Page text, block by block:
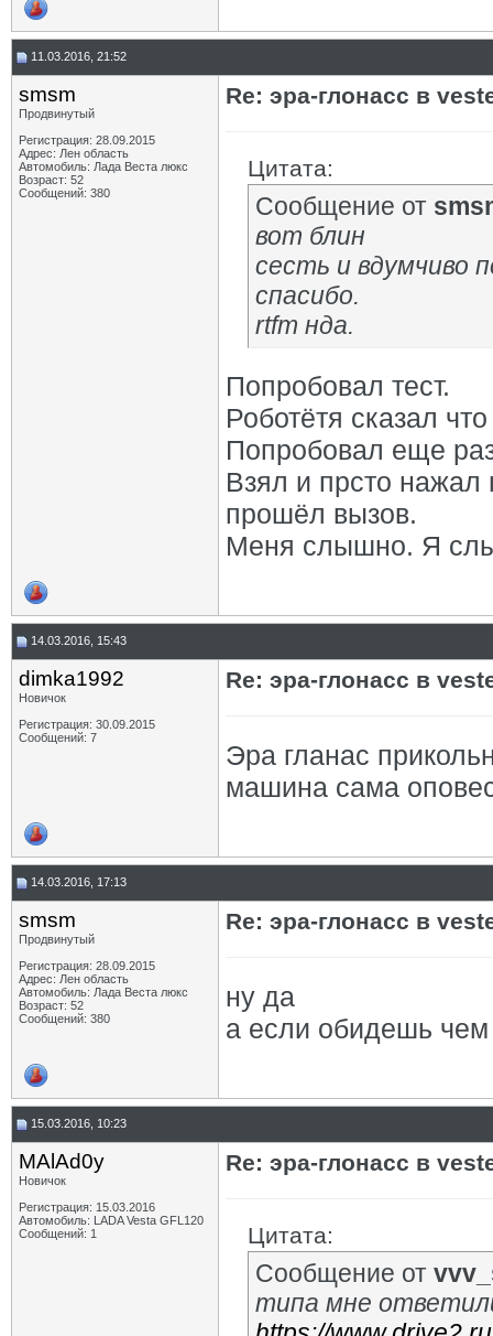
11.03.2016, 21:52
smsm
Продвинутый
Регистрация: 28.09.2015
Адрес: Лен область
Автомобиль: Лада Веста люкс
Возраст: 52
Сообщений: 380
Re: эра-глонасс в
Цитата:
Сообщение от
вот блин
сесть и вдумчиво
спасибо.
rtfm нда.
Попробовал тест.
Роботётя сказал
Попробовал еще
Взял и прсто
прошёл вызов.
Меня слышно. Я
14.03.2016, 15:43
dimka1992
Новичок
Регистрация: 30.09.2015
Сообщений: 7
Re: эра-глонасс в
Эра гланас
машина сама
14.03.2016, 17:13
smsm
Продвинутый
Регистрация: 28.09.2015
Адрес: Лен область
Автомобиль: Лада Веста люкс
Возраст: 52
Сообщений: 380
Re: эра-глонасс в
ну да
а если обидешь чем
15.03.2016, 10:23
MAlAd0y
Новичок
Регистрация: 15.03.2016
Автомобиль: LADA Vesta GFL120
Сообщений: 1
Re: эра-глонасс в
Цитата:
Сообщение от
типа мне